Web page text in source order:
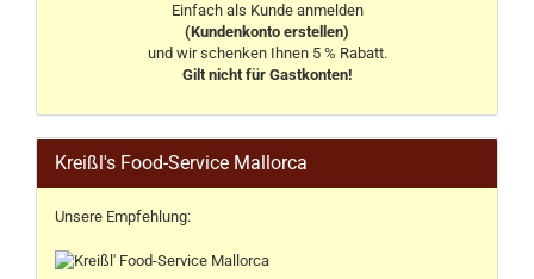
Einfach als Kunde anmelden
(Kundenkonto erstellen)
und wir schenken Ihnen 5 % Rabatt.
Gilt nicht für Gastkonten!
Kreißl's Food-Service Mallorca
Unsere Empfehlung: